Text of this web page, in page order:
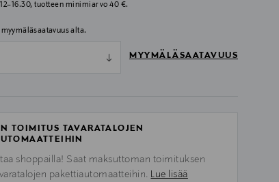
12–16.30, tuotteen minimiarvo 40 €.
myymäläsaatavuus alta.
MYYMÄLÄSAATAVUUS
TOIMITUS TAVARATALOJEN
shoppailla! Saat maksuttoman toimituksen
pakettiautomaatteihin. Lue lisää